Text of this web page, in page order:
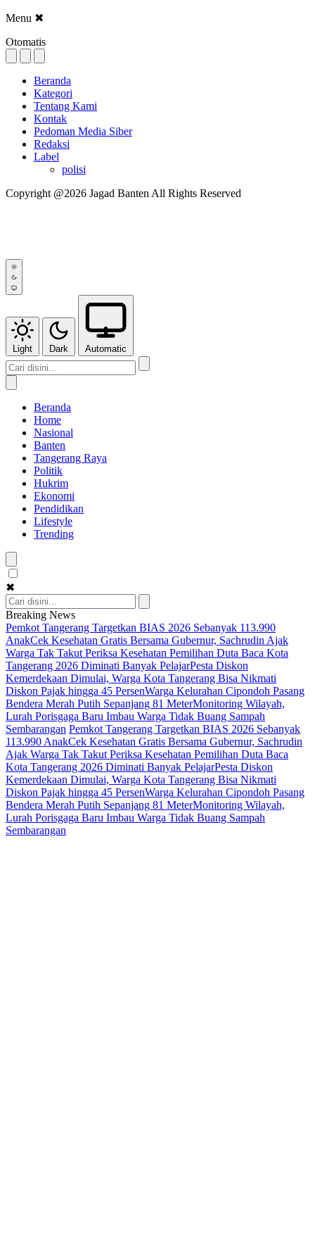
Menu ✖
Otomatis
Beranda
Kategori
Tentang Kami
Kontak
Pedoman Media Siber
Redaksi
Label
polisi
Copyright @2026 Jagad Banten All Rights Reserved
Light Dark Automatic
Beranda
Home
Nasional
Banten
Tangerang Raya
Politik
Hukrim
Ekonomi
Pendidikan
Lifestyle
Trending
✖
Breaking News
Pemkot Tangerang Targetkan BIAS 2026 Sebanyak 113.990
AnakCek Kesehatan Gratis Bersama Gubernur, Sachrudin Ajak
Warga Tak Takut Periksa Kesehatan Pemilihan Duta Baca Kota
Tangerang 2026 Diminati Banyak PelajarPesta Diskon
Kemerdekaan Dimulai, Warga Kota Tangerang Bisa Nikmati
Diskon Pajak hingga 45 PersenWarga Kelurahan Cipondoh Pasang
Bendera Merah Putih Sepanjang 81 MeterMonitoring Wilayah,
Lurah Porisgaga Baru Imbau Warga Tidak Buang Sampah
Sembarangan Pemkot Tangerang Targetkan BIAS 2026 Sebanyak
113.990 AnakCek Kesehatan Gratis Bersama Gubernur, Sachrudin
Ajak Warga Tak Takut Periksa Kesehatan Pemilihan Duta Baca
Kota Tangerang 2026 Diminati Banyak PelajarPesta Diskon
Kemerdekaan Dimulai, Warga Kota Tangerang Bisa Nikmati
Diskon Pajak hingga 45 PersenWarga Kelurahan Cipondoh Pasang
Bendera Merah Putih Sepanjang 81 MeterMonitoring Wilayah,
Lurah Porisgaga Baru Imbau Warga Tidak Buang Sampah
Sembarangan